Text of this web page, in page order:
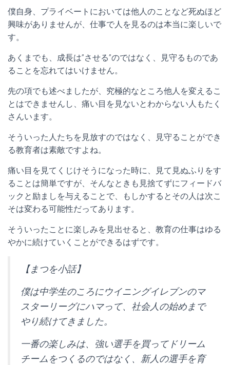
僕自身、プライベートにおいては他人のことなど死ぬほど
興味がありませんが、仕事で人を見るのは本当に楽しいで
す。
あくまでも、成長は”させる”のではなく、見守るものであ
ることを忘れてはいけません。
先の項でも述べましたが、究極的なところ他人を変えるこ
とはできませんし、痛い目を見ないとわからない人もたく
さんいます。
そういった人たちを見放すのではなく、見守ることができ
る教育者は素敵ですよね。
痛い目を見てくじけそうになった時に、見て見ぬふりをす
ることは簡単ですが、そんなときも見捨てずにフィードバ
ックと励ましを与えることで、もしかするとその人は次こ
そは変わる可能性だってあります。
そういったことに楽しみを見出せると、教育の仕事はゆる
やかに続けていくことができるはずです。
【まつを小話】
僕は中学生のころにウイニングイレブンのマ
スターリーグにハマって、社会人の始めまで
やり続けてきました。
一番の楽しみは、強い選手を買ってドリーム
チームをつくるのではなく、新人の選手を育